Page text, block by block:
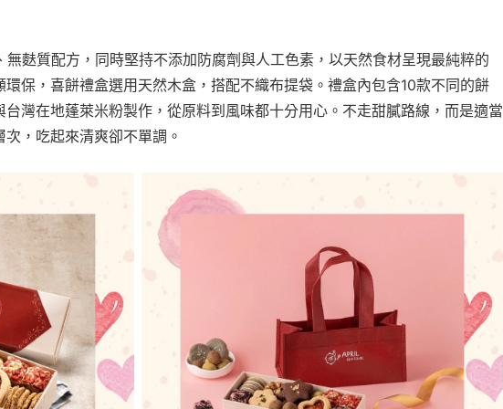
無麩質配方，同時堅持不添加防腐劑與人工色素，以天然食材呈現最純粹的
保，喜餅禮盒選用天然木盒，搭配不織布提袋。禮盒內包含10款不同的餅
灣在地蓬萊米粉製作，從原料到風味都十分用心。不走甜膩路線，而是適當
，吃起來清爽卻不單調。